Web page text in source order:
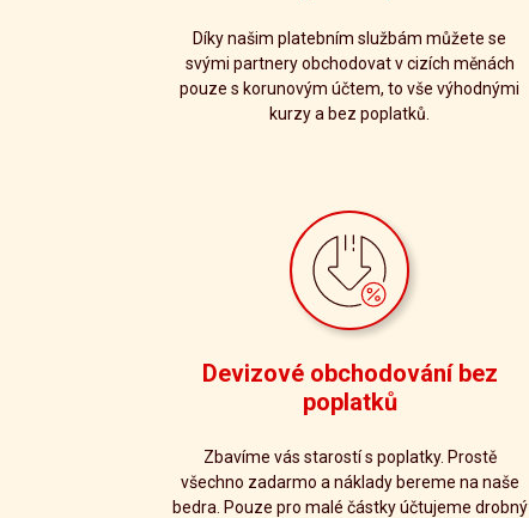
Díky našim platebním službám můžete se
svými partnery obchodovat v cizích měnách
pouze s korunovým účtem, to vše výhodnými
kurzy a bez poplatků.
Devizové obchodování bez
poplatků
Zbavíme vás starostí s poplatky. Prostě
všechno zadarmo a náklady bereme na naše
bedra. Pouze pro malé částky účtujeme drobný